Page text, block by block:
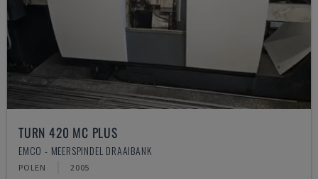
TURN 420 MC PLUS
EMCO - MEERSPINDEL DRAAIBANK
POLEN 2005